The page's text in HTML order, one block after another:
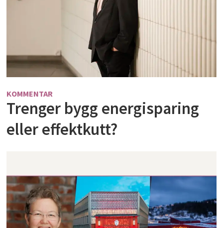
KOMMENTAR
Trenger bygg energisparing
eller effektkutt?